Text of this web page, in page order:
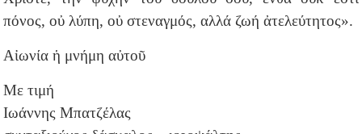
πόνος, οὐ λύπη, οὐ στεναγμός, αλλά ζωή ἀτελεύτητος».
Αἰωνία ἡ μνήμη αὐτοῦ
Με τιμή
Ιωάννης Μπατζέλας